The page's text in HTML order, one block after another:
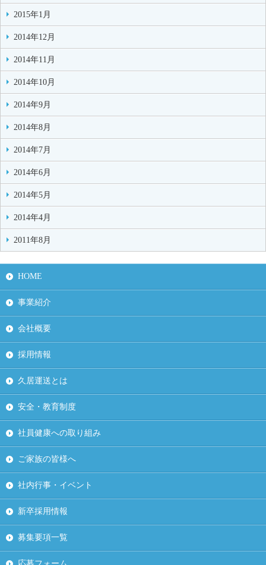
2015年1月
2014年12月
2014年11月
2014年10月
2014年9月
2014年8月
2014年7月
2014年6月
2014年5月
2014年4月
2011年8月
HOME
事業紹介
会社概要
採用情報
久居運送とは
安全・教育制度
社員健康への取り組み
ご家族の皆様へ
社内行事・イベント
新卒採用情報
募集要項一覧